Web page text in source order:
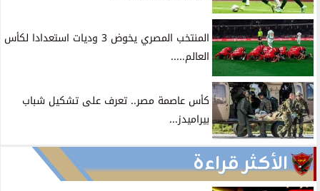
المنتخب المصري يخوض 3 وديات استعدادا لكأس
العالم.....
كأس عاصمة مصر.. تعرف على تشكيل شباب
بيراميدز...
الأكثر قراءة